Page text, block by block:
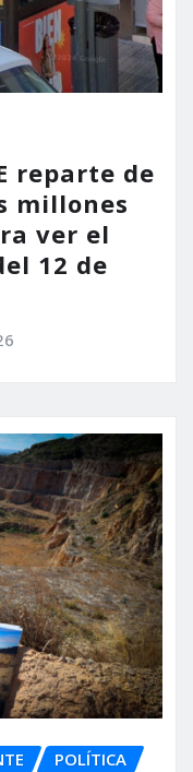
reparte de
millones
ver el
12 de
POLÍTICA